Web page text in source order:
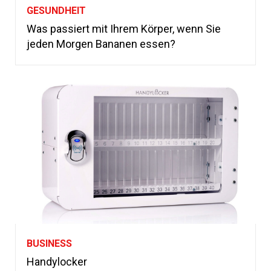
GESUNDHEIT
Was passiert mit Ihrem Körper, wenn Sie
jeden Morgen Bananen essen?
BUSINESS
Handylocker